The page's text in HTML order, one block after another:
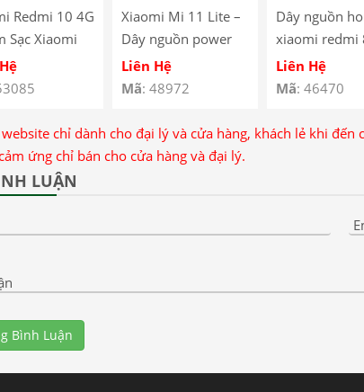
Redmi 10 4G
Sạc Xiaomi
10 4G – Dây
Sạc Xiaomi
Redmi 10 4G
Connector
Xiaomi Mi 11 Lite –
Dây nguồn power
on off – finger zin
Xiaomi Mi 11 Lite
Liên Hệ
Mã: 48972
Dây nguồn
xiaomi redmi
Liên Hệ
Mã: 46470
chỉ dành cho đại lý và cửa hàng, khách lẻ khi
ứng chỉ bán cho cửa hàng và đại lý.
LUẬN
Bình Luận